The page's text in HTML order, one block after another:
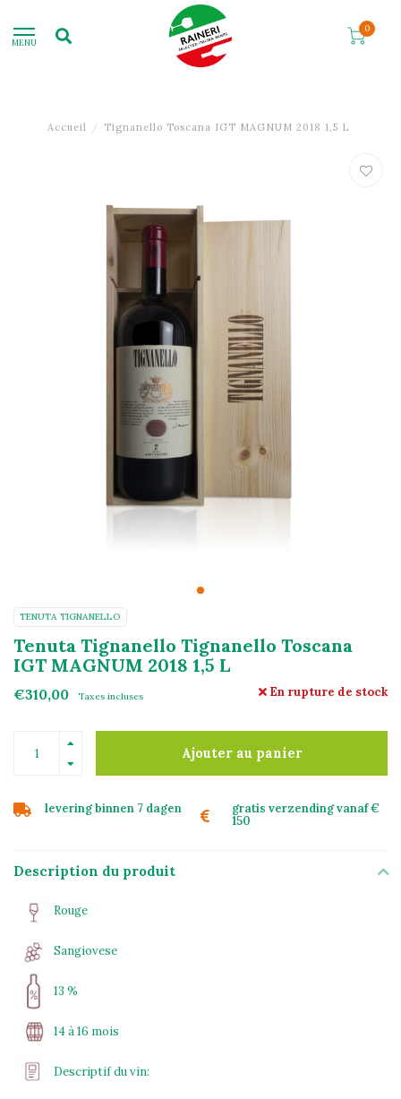
MENU
0
Accueil / Tignanello Toscana IGT MAGNUM 2018 1,5 L
TENUTA TIGNANELLO
Tenuta Tignanello Tignanello Toscana
IGT MAGNUM 2018 1,5 L
€310,00 Taxes incluses En rupture de stock
Ajouter au panier
levering binnen 7 dagen
gratis verzending vanaf €
150
Description du produit
Rouge
Sangiovese
13 %
14 à 16 mois
Descriptif du vin: